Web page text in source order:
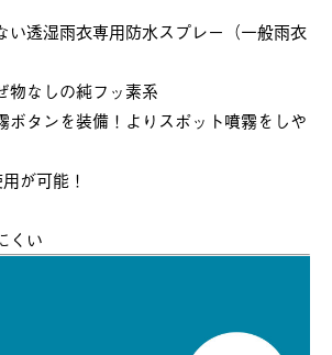
透湿雨衣専用防水スプレー（一般雨衣
なしの純フッ素系
タンを装備！よりスポット噴霧をしや
が可能！
くい